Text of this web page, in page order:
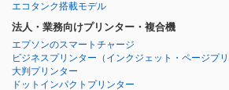
エコタンク搭載モデル
法人・業務向けプリンター・複合機
エプソンのスマートチャージ
ビジネスプリンター （インクジェット・ページプリ
大判プリンター
ドットインパクトプリンター